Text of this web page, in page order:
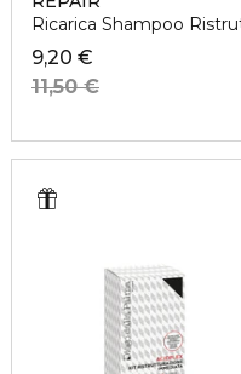
Ricarica Shampoo
9,20 €
11,50 €